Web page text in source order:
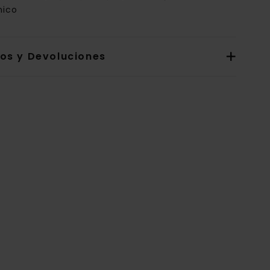
y Devoluciones